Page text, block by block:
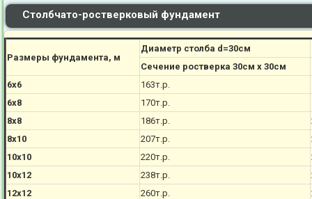
Столбчато-ростверковый фундамент
Размеры фундамента, м
Диаметр столба d=30см
Сечение ростверка 30см х 30см
6х6
163т.р.
6х8
170т.р.
8х8
186т.р.
8х10
207т.р.
10х10
220т.р.
10х12
238т.р.
12х12
260т.р.